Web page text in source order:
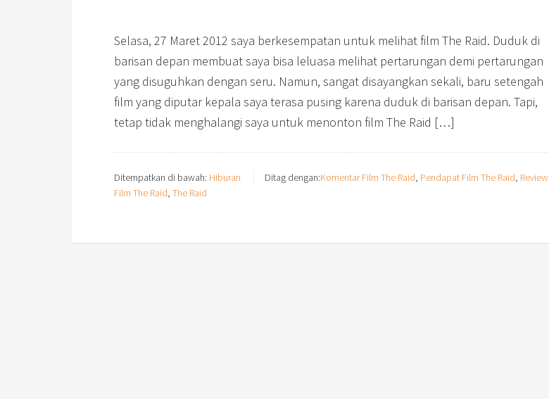
Selasa, 27 Maret 2012 saya berkesempatan untuk melihat film The Raid. Duduk di
barisan depan membuat saya bisa leluasa melihat pertarungan demi pertarungan
yang disuguhkan dengan seru. Namun, sangat disayangkan sekali, baru setengah
film yang diputar kepala saya terasa pusing karena duduk di barisan depan. Tapi,
tetap tidak menghalangi saya untuk menonton film The Raid […]
Ditempatkan di bawah: Hiburan Ditag dengan:Komentar Film The Raid, Pendapat Film The Raid, Review
Film The Raid, The Raid